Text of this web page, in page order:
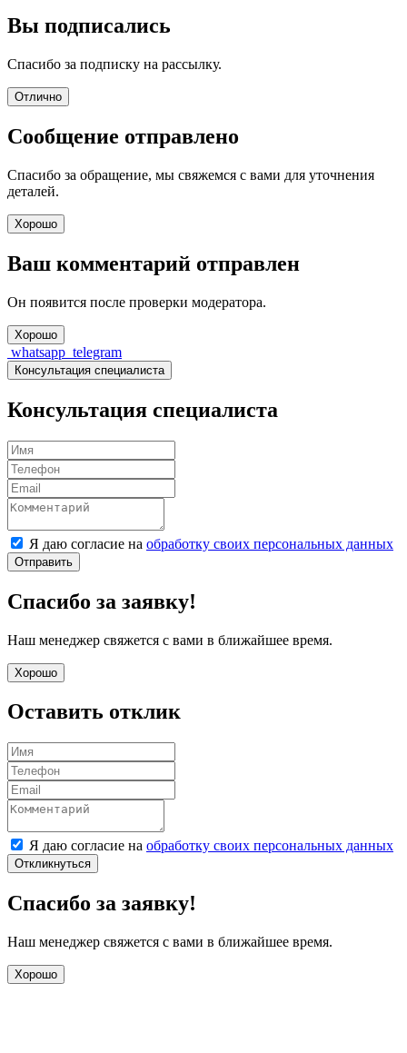
Вы подписались
Спасибо за подписку на рассылку.
Отлично
Сообщение отправлено
Спасибо за обращение, мы свяжемся с вами для уточнения
деталей.
Хорошо
Ваш комментарий отправлен
Он появится после проверки модератора.
Хорошо
whatsapp telegram
Консультация специалиста
Консультация специалиста
Я даю согласие на обработку своих персональных данных
Отправить
Спасибо за заявку!
Наш менеджер свяжется с вами в ближайшее время.
Хорошо
Оставить отклик
Я даю согласие на обработку своих персональных данных
Откликнуться
Спасибо за заявку!
Наш менеджер свяжется с вами в ближайшее время.
Хорошо